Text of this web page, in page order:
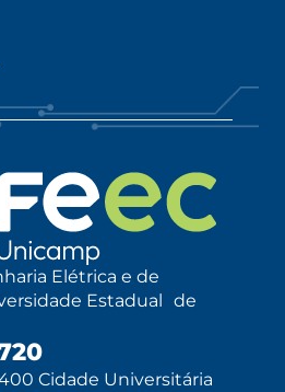
Elétrica e de
Estadual de
Cidade Universitária